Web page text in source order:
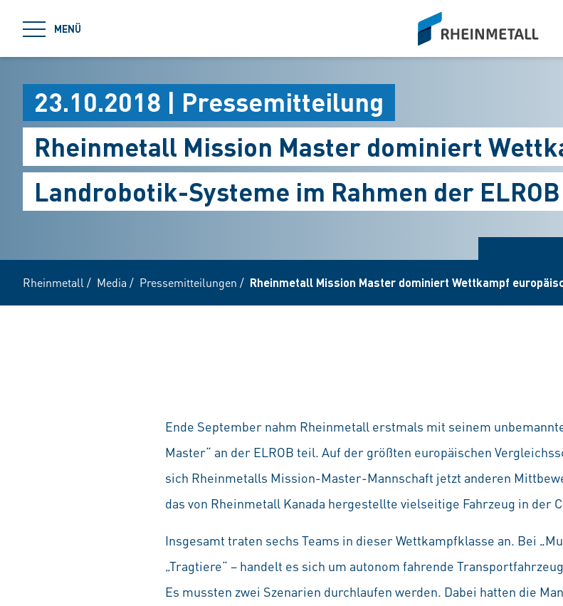
MENÜ
siteLogo
23.10.2018 | Pressemitteilung
Rheinmetall Mission Master dominiert
Landrobotik-Systeme im Rahmen der
Rheinmetall / Media / Pressemitteilungen / Rheinmetall Mission Master dominiert Wettkampf
Ende September nahm Rheinmetall erstmals mit seinem
Master“ an der ELROB teil. Auf der größten europäischen
sich Rheinmetalls Mission-Master-Mannschaft jetzt anderen
das von Rheinmetall Kanada hergestellte vielseitige Fahrzeug in der
Insgesamt traten sechs Teams in dieser Wettkampfklasse an. Bei
„Tragtiere“ – handelt es sich um autonom fahrende
Es mussten zwei Szenarien durchlaufen werden. Dabei hatten die